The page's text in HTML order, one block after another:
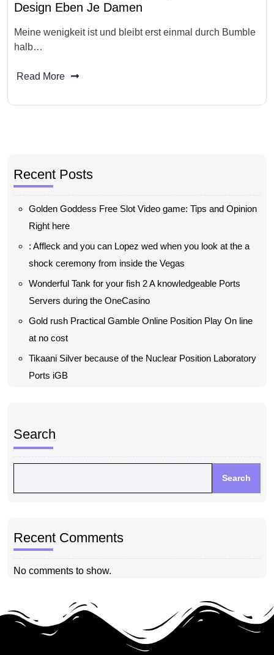
Design Eben Je Damen
Meine wenigkeit ist und bleibt erst einmal durch Bumble
halb…
Read More
Recent Posts
Golden Goddess Free Slot Video game: Tips and Opinion
Right here
: Affleck and you can Lopez wed when you look at the a
shock ceremony from inside the Vegas
Wonderful Tank for your fish 2 A knowledgeable Ports
Servers during the OneCasino
Gold rush Practical Gamble Online Position Play On line
at no cost
Tikaani Silver because of the Nuclear Position Laboratory
Ports iGB
Search
Search
Recent Comments
No comments to show.